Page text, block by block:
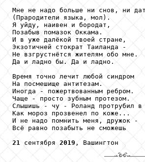
Мне не надо больше ни снов, ни дат
(Прародители языка, мол).
Я уйду, наивен и бородат,
Позабыв помазок Оккама.
И в уже далёкой твоей стране,
Экзотичней стократ Таиланда -
Не взгрустнётся жителям обо мне.
Да и ладно бы. Да и ладно.
Время точно лечит любой синдром
На посмешище антитезам.
Иногда - пожертвованным ребром.
Чаще - просто зубным протезом.
Слышишь - чу - Роланд протрубил в
Как мороз прозвенел по коже...
И не надо помнить меня, дружок -
Всё равно позабыть не сможешь
21 сентября 2019 , Вашингтон